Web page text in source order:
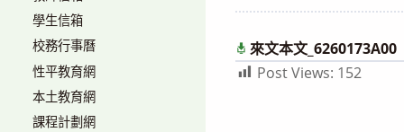
來文本文_6260173A00
Post Views: 152
學生信箱
校務行事曆
性平教育網
本土教育網
課程計劃網